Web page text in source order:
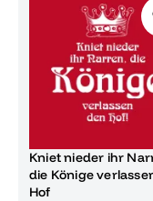
Kniet nieder ihr
die Könige
Hof